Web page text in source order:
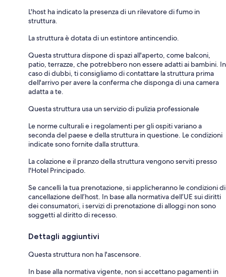
L'host ha indicato la presenza di un rilevatore di fumo in
struttura.
La struttura è dotata di un estintore antincendio.
Questa struttura dispone di spazi all'aperto, come balconi,
patio, terrazze, che potrebbero non essere adatti ai bambini. In
caso di dubbi, ti consigliamo di contattare la struttura prima
dell'arrivo per avere la conferma che disponga di una camera
adatta a te.
Questa struttura usa un servizio di pulizia professionale
Le norme culturali e i regolamenti per gli ospiti variano a
seconda del paese e della struttura in questione. Le condizioni
indicate sono fornite dalla struttura.
La colazione e il pranzo della struttura vengono serviti presso
l'Hotel Principado.
Se cancelli la tua prenotazione, si applicheranno le condizioni di
cancellazione dell’host. In base alla normativa dell’UE sui diritti
dei consumatori, i servizi di prenotazione di alloggi non sono
soggetti al diritto di recesso.
Dettagli aggiuntivi
Questa struttura non ha l'ascensore.
In base alla normativa vigente, non si accettano pagamenti in